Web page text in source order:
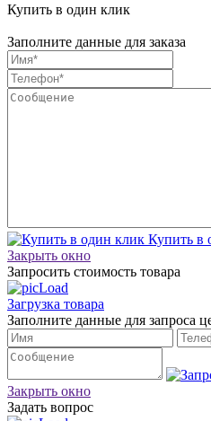
Купить в один клик
Заполните данные для заказа
Купить в
Закрыть окно
Запросить стоимость товара
Загрузка товара
Заполните данные для запроса
Закрыть окно
Задать вопрос